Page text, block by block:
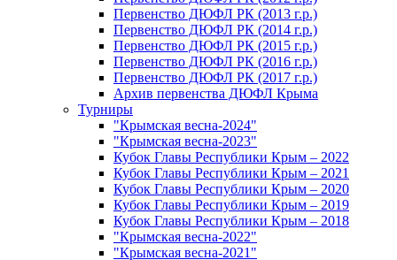
Первенство ДЮФЛ РК (2013 г.р.)
Первенство ДЮФЛ РК (2014 г.р.)
Первенство ДЮФЛ РК (2015 г.р.)
Первенство ДЮФЛ РК (2016 г.р.)
Первенство ДЮФЛ РК (2017 г.р.)
Архив первенства ДЮФЛ Крыма
Турниры
"Крымская весна-2024"
"Крымская весна-2023"
Кубок Главы Республики Крым – 2022
Кубок Главы Республики Крым – 2021
Кубок Главы Республики Крым – 2020
Кубок Главы Республики Крым – 2019
Кубок Главы Республики Крым – 2018
"Крымская весна-2022"
"Крымская весна-2021"